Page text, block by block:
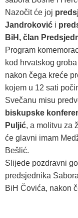
Nazočit će joj
Jandroković i
BiH, član
Program
kod hrvatskog
nakon čega kreće
kojem u 12 sati
Svečanu misu
biskupske
Puljić, a molitvu za
će glavni imam
Bešlić.
Slijede pozdravni
predsjednika
BiH Čovića, nakon